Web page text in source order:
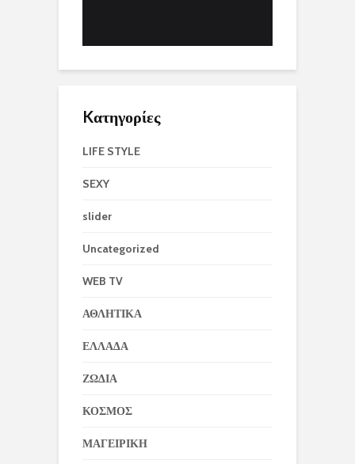
Kατηγορίες
LIFE STYLE
SEXY
slider
Uncategorized
WEB TV
ΑΘΛΗΤΙΚΑ
ΕΛΛΑΔΑ
ΖΩΔΙΑ
ΚΟΣΜΟΣ
ΜΑΓΕΙΡΙΚΗ